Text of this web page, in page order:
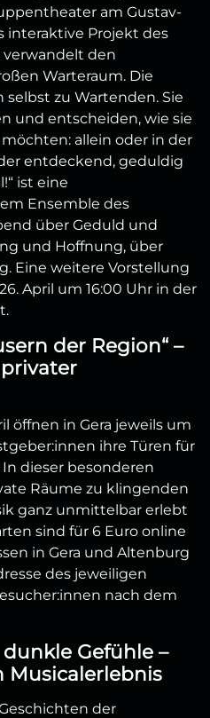
am Gustav-
interaktive Projekt des
verwandelt den
Warteraum. Die
zu Wartenden. Sie
und entscheiden, wie sie
allein oder in der
entdeckend, geduldig
ist eine
Ensemble des
über Geduld und
und Hoffnung, über
Eine weitere Vorstellung
April um 16:00 Uhr in der
der Region“ –
öffnen in Gera jeweils um
ihre Türen für
dieser besonderen
Räume zu klingenden
ganz unmittelbar erlebt
sind für 6 Euro online
in Gera und Altenburg
des jeweiligen
nach dem
Gefühle –
Musicalerlebnis
der